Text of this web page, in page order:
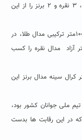
سخت و فشرده با رقیبان، توانستم یک مدال طلا، ۳ نقره و ۲ برنز را از این
ملایجردی ادامه داد: در این مسابقات و در ماده ۱۰۰متر ترکیبی مدال طلا، در
کرال سینه، ۱۰۰ متر قورباغه و ۲۰۰ متر آزاد مدال نقره را کسب
همچنین در ۵۰ متر قورباغه و ۱۰۰ متر کرال سینه مدال برنز این
تیم ملی جوانان کشور بود،
که در این رقابت ها بدست